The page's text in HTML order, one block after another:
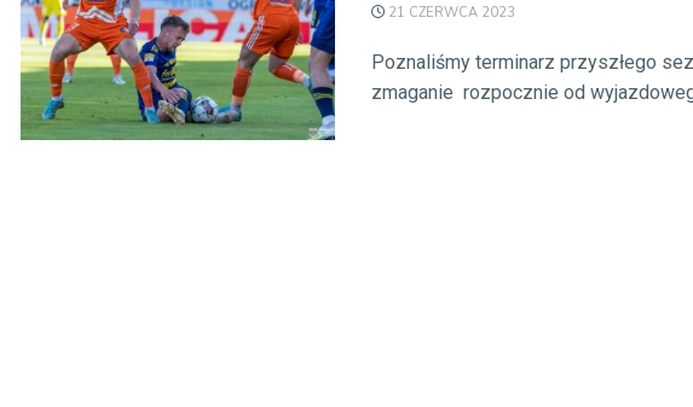
21 CZERWCA 2023
Poznaliśmy terminarz przyszłego
zmaganie rozpocznie od